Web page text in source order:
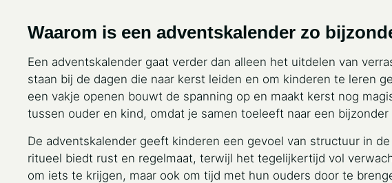
Waarom is een adventskalender zo
Een adventskalender gaat verder dan alleen het uitdelen van
staan bij de dagen die naar kerst leiden en om kinderen te leren
een vakje openen bouwt de spanning op en maakt kerst nog
tussen ouder en kind, omdat je samen toeleeft naar een bijzonder
De adventskalender geeft kinderen een gevoel van structuur in
ritueel biedt rust en regelmaat, terwijl het tegelijkertijd vol
om iets te krijgen, maar ook om tijd met hun ouders door te